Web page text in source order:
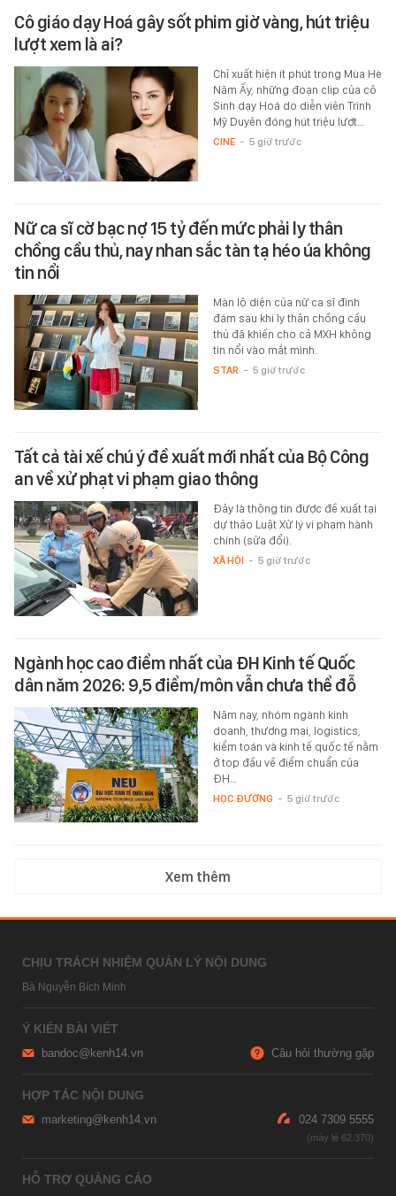
Cô giáo dạy Hoá gây sốt phim giờ vàng, hút triệu
lượt xem là ai?
Chỉ xuất hiện ít phút trong Mùa Hè
Năm Ấy, những đoạn clip của cô
Sinh dạy Hoá do diễn viên Trình
Mỹ Duyên đóng hút triệu lượt…
CINE - 5 giờ trước
Nữ ca sĩ cờ bạc nợ 15 tỷ đến mức phải ly thân
chồng cầu thủ, nay nhan sắc tàn tạ héo úa không
tin nổi
Màn lộ diện của nữ ca sĩ đình
đám sau khi ly thân chồng cầu
thủ đã khiến cho cả MXH không
tin nổi vào mắt mình.
STAR - 5 giờ trước
Tất cả tài xế chú ý đề xuất mới nhất của Bộ Công
an về xử phạt vi phạm giao thông
Đây là thông tin được đề xuất tại
dự thảo Luật Xử lý vi phạm hành
chính (sửa đổi).
XÃ HỘI - 5 giờ trước
Ngành học cao điểm nhất của ĐH Kinh tế Quốc
dân năm 2026: 9,5 điểm/môn vẫn chưa thể đỗ
Năm nay, nhóm ngành kinh
doanh, thương mại, logistics,
kiểm toán và kinh tế quốc tế nằm
ở top đầu về điểm chuẩn của
ĐH…
HỌC ĐƯỜNG - 5 giờ trước
Xem thêm
CHỊU TRÁCH NHIỆM QUẢN LÝ NỘI DUNG
Bà Nguyễn Bích Minh
Ý KIẾN BÀI VIẾT
bandoc@kenh14.vn Câu hỏi thường gặp
HỢP TÁC NỘI DUNG
marketing@kenh14.vn 024 7309 5555
HỖ TRỢ QUẢNG CÁO